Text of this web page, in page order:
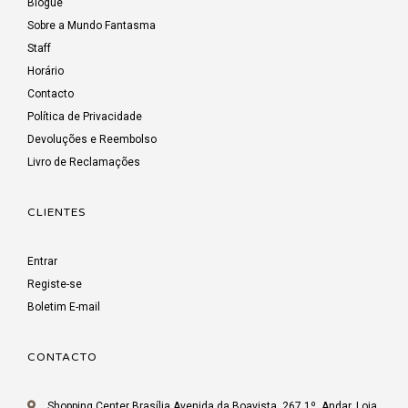
Sobre a Mundo Fantasma
Staff
Horário
Contacto
Política de Privacidade
Devoluções e Reembolso
Livro de Reclamações
CLIENTES
Entrar
Registe-se
Boletim E-mail
CONTACTO